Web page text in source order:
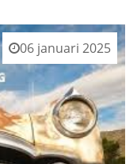
06 januari 2025